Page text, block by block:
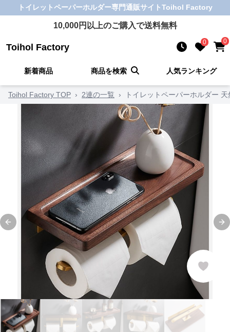
トイレットペーパーホルダー専門通販サイトToihol Factory
10,000円以上のご購入で送料無料
Toihol Factory 0 0
新着商品 商品を検索 人気ランキング
Toihol Factory TOP › 2連の一覧 › トイレットペーパーホルダー
Previous slide